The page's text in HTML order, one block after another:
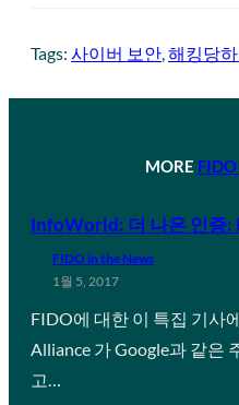
Tags: 사이버 보안 해킹당
MORE
InfoWorld: 더 나은 인증:
FIDO in the News
1월 5, 2017
FIDO에 대한 이 특집 기사
Alliance 가 Google과 같은
고…